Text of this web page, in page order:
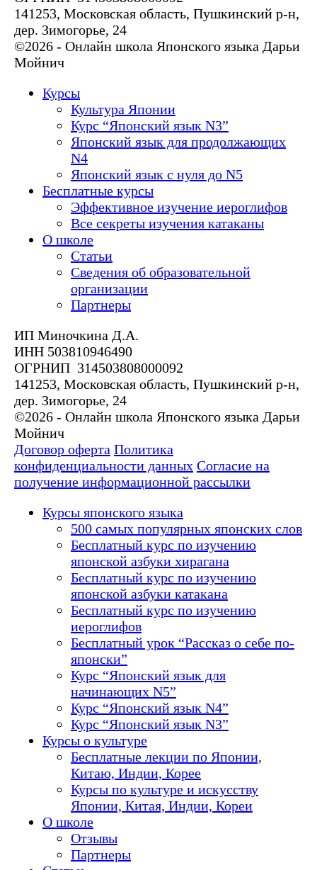
141253, Московская область, Пушкинский р-н,
дер. Зимогорье, 24
©2026 - Онлайн школа Японского языка Дарьи
Мойнич
Курсы
Культура Японии
Курс “Японский язык N3”
Японский язык для продолжающих
N4
Японский язык с нуля до N5
Бесплатные курсы
Эффективное изучение иероглифов
Все секреты изучения катаканы
О школе
Статьи
Сведения об образовательной
организации
Партнеры
ИП Миночкина Д.А.
ИНН 503810946490
ОГРНИП 314503808000092
141253, Московская область, Пушкинский р-н,
дер. Зимогорье, 24
©2026 - Онлайн школа Японского языка Дарьи
Мойнич
Договор оферта Политика
конфиденциальности данных Согласие на
получение информационной рассылки
Курсы японского языка
500 самых популярных японских слов
Бесплатный курс по изучению
японской азбуки хирагана
Бесплатный курс по изучению
японской азбуки катакана
Бесплатный курс по изучению
иероглифов
Бесплатный урок “Рассказ о себе по-
японски”
Курс “Японский язык для
начинающих N5”
Курс “Японский язык N4”
Курс “Японский язык N3”
Курсы о культуре
Бесплатные лекции по Японии,
Китаю, Индии, Корее
Курсы по культуре и искусству
Японии, Китая, Индии, Кореи
О школе
Отзывы
Партнеры